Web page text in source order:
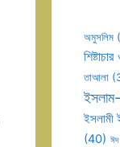
অমুসলিম
তাআলা
ইসলামী
(40) ঈদ